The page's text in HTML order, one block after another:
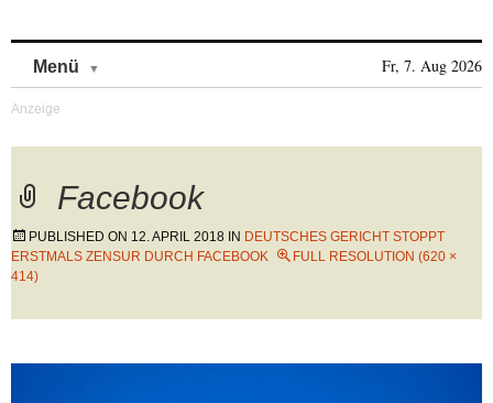
Menü Fr, 7. Aug 2026
Facebook
PUBLISHED ON 12. APRIL 2018 IN DEUTSCHES GERICHT STOPPT
ERSTMALS ZENSUR DURCH FACEBOOK
FULL RESOLUTION (620 ×
414)